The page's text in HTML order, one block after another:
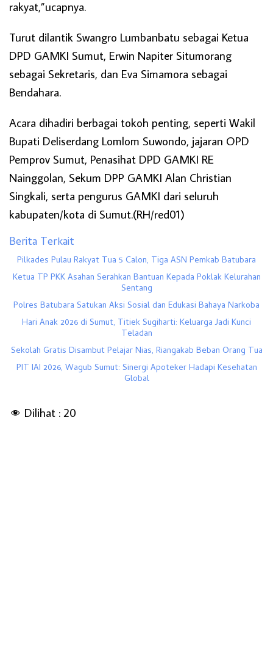
rakyat,”ucapnya.
Turut dilantik Swangro Lumbanbatu sebagai Ketua
DPD GAMKI Sumut, Erwin Napiter Situmorang
sebagai Sekretaris, dan Eva Simamora sebagai
Bendahara.
Acara dihadiri berbagai tokoh penting, seperti Wakil
Bupati Deliserdang Lomlom Suwondo, jajaran OPD
Pemprov Sumut, Penasihat DPD GAMKI RE
Nainggolan, Sekum DPP GAMKI Alan Christian
Singkali, serta pengurus GAMKI dari seluruh
kabupaten/kota di Sumut.(RH/red01)
Berita Terkait
Pilkades Pulau Rakyat Tua 5 Calon, Tiga ASN Pemkab Batubara
Ketua TP PKK Asahan Serahkan Bantuan Kepada Poklak Kelurahan
Sentang
Polres Batubara Satukan Aksi Sosial dan Edukasi Bahaya Narkoba
Hari Anak 2026 di Sumut, Titiek Sugiharti: Keluarga Jadi Kunci
Teladan
Sekolah Gratis Disambut Pelajar Nias, Riangakab Beban Orang Tua
PIT IAI 2026, Wagub Sumut: Sinergi Apoteker Hadapi Kesehatan
Global
Dilihat : 20